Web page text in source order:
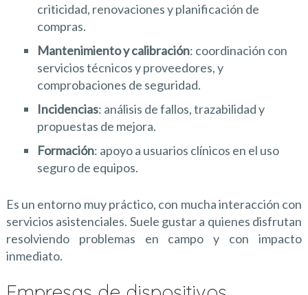
criticidad, renovaciones y planificación de
compras.
Mantenimiento y calibración: coordinación con
servicios técnicos y proveedores, y
comprobaciones de seguridad.
Incidencias: análisis de fallos, trazabilidad y
propuestas de mejora.
Formación: apoyo a usuarios clínicos en el uso
seguro de equipos.
Es un entorno muy práctico, con mucha interacción con
servicios asistenciales. Suele gustar a quienes disfrutan
resolviendo problemas en campo y con impacto
inmediato.